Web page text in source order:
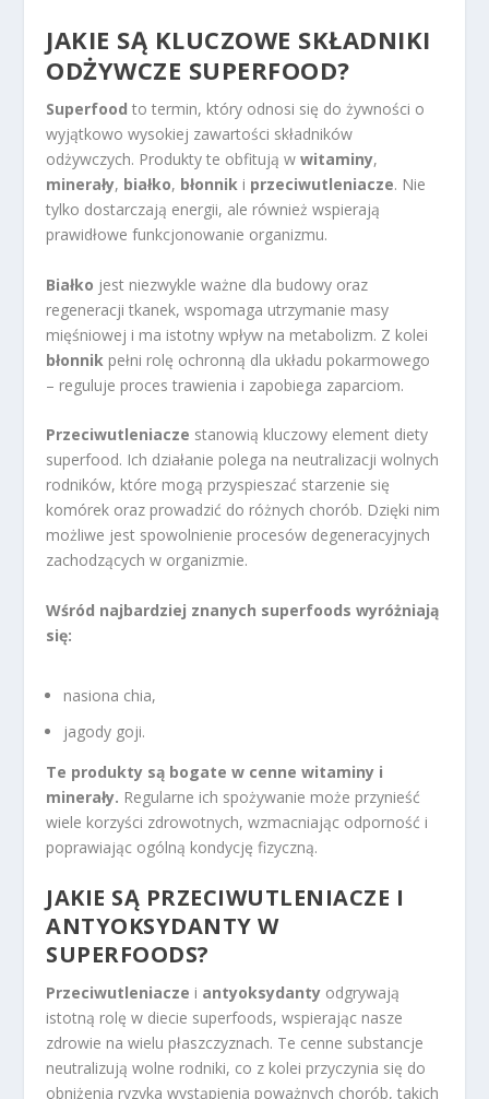
JAKIE SĄ KLUCZOWE SKŁADNIKI
ODŻYWCZE SUPERFOOD?
Superfood to termin, który odnosi się do żywności o
wyjątkowo wysokiej zawartości składników
odżywczych. Produkty te obfitują wwitaminy,
minerały, białko, błonnik i przeciwutleniacze. Nie
tylko dostarczają energii, ale również wspierają
prawidłowe funkcjonowanie organizmu.
Białko jest niezwykle ważne dla budowy oraz
regeneracji tkanek, wspomaga utrzymanie masy
mięśniowej i ma istotny wpływ na metabolizm. Z kolei
błonnik pełni rolę ochronną dla układu pokarmowego
– reguluje proces trawienia i zapobiega zaparciom.
Przeciwutleniacze stanowią kluczowy element diety
superfood. Ich działanie polega na neutralizacji wolnych
rodników, które mogą przyspieszać starzenie się
komórek oraz prowadzić do różnych chorób. Dzięki nim
możliwe jest spowolnienie procesów degeneracyjnych
zachodzących w organizmie.
Wśród najbardziej znanych superfoods wyróżniają
się:
nasiona chia,
jagody goji.
Te produkty są bogate w cenne witaminy i
minerały. Regularne ich spożywanie może przynieść
wiele korzyści zdrowotnych, wzmacniając odporność i
poprawiając ogólną kondycję fizyczną.
JAKIE SĄ PRZECIWUTLENIACZE I
ANTYOKSYDANTY W
SUPERFOODS?
Przeciwutleniacze i antyoksydanty odgrywają
istotną rolę w diecie superfoods, wspierając nasze
zdrowie na wielu płaszczyznach. Te cenne substancje
neutralizują wolne rodniki, co z kolei przyczynia się do
obniżenia ryzyka wystąpienia poważnych chorób, takich